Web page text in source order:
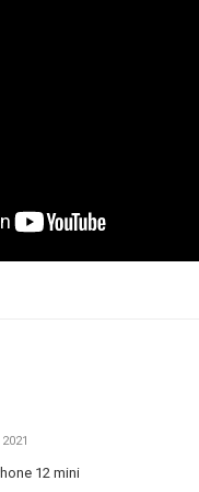
12 mini